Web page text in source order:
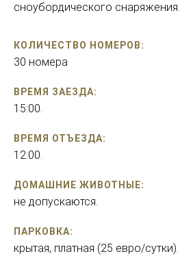
сноубордического снаряжения.
КОЛИЧЕСТВО НОМЕРОВ:
30 номера
ВРЕМЯ ЗАЕЗДА:
15:00.
ВРЕМЯ ОТЪЕЗДА:
12:00.
ДОМАШНИЕ ЖИВОТНЫЕ:
не допускаются.
ПАРКОВКА:
крытая, платная (25 евро/сутки).